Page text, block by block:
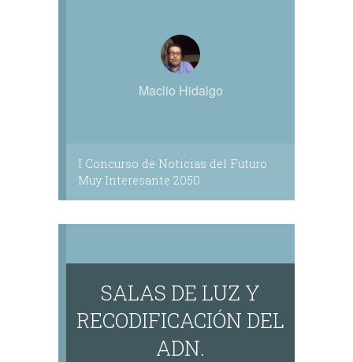
Maclio Hidalgo
I Concurso de Noticias del Futuro
Muy Interesante 2050
SALAS DE LUZ Y
RECODIFICACIÓN DEL
ADN.